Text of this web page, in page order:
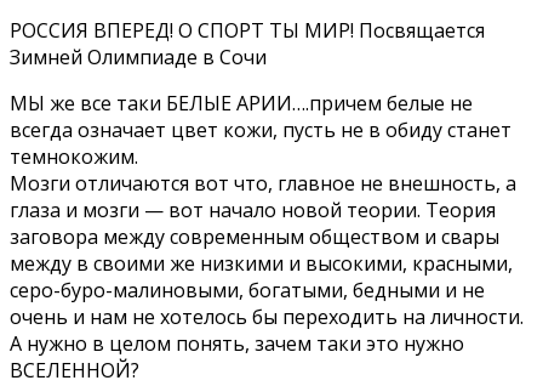
РОССИЯ ВПЕРЕД! О СПОРТ ТЫ МИР! Посвящается
Зимней Олимпиаде в Сочи
МЫ же все таки БЕЛЫЕ АРИИ….причем белые не
всегда означает цвет кожи, пусть не в обиду станет
темнокожим.
Мозги отличаются вот что, главное не внешность, а
глаза и мозги — вот начало новой теории. Теория
заговора между современным обществом и свары
между в своими же низкими и высокими, красными,
серо-буро-малиновыми, богатыми, бедными и не
очень и нам не хотелось бы переходить на личности.
А нужно в целом понять, зачем таки это нужно
ВСЕЛЕННОЙ?